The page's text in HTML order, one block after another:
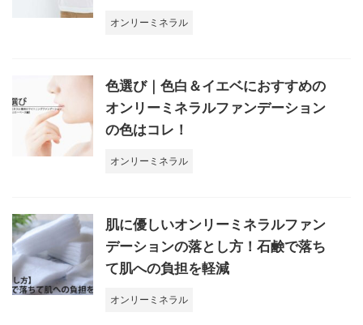
オンリーミネラル
色選び｜色白＆イエベにおすすめの
オンリーミネラルファンデーション
の色はコレ！
オンリーミネラル
肌に優しいオンリーミネラルファン
デーションの落とし方！石鹸で落ち
て肌への負担を軽減
オンリーミネラル